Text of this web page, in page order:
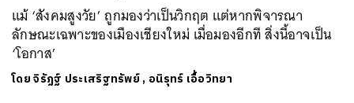
แม้ ‘สังคมสูงวัย’ ถูกมองว่าเป็นวิกฤต แต่หากพิจารณา
ลักษณะเฉพาะของเมืองเชียงใหม่ เมื่อมองอีกที สิ่งนี้อาจเป็น
‘โอกาส’
โดยจิรัฏฐ์​ ประเสริฐทรัพย์, อนิรุทร์ เอื้อวิทยา